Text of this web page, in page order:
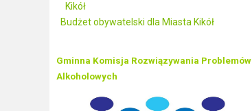
Kikół
Budżet obywatelski dla Miasta Kikół
Gminna Komisja Rozwiązywania Problemów
Alkoholowych